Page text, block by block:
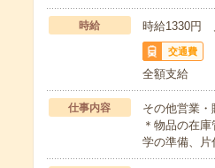
時給 時給1330円
交通費
全額支給
仕事内容
その他営業
＊物品の在
学の準備、